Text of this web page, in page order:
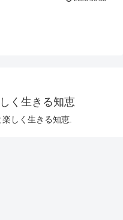
く生きる知恵
しく生きる知恵.